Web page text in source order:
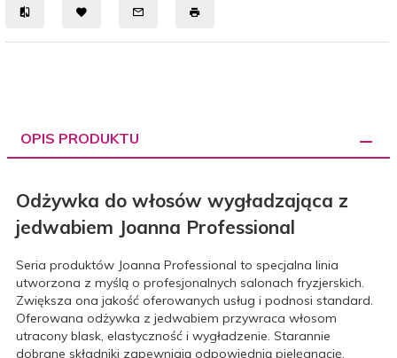
OPIS PRODUKTU
Odżywka do włosów wygładzająca z
jedwabiem Joanna Professional
Seria produktów Joanna Professional to specjalna linia
utworzona z myślą o profesjonalnych salonach fryzjerskich.
Zwiększa ona jakość oferowanych usług i podnosi standard.
Oferowana odżywka z jedwabiem przywraca włosom
utracony blask, elastyczność i wygładzenie. Starannie
dobrane składniki zapewniają odpowiednią pielęgnację,